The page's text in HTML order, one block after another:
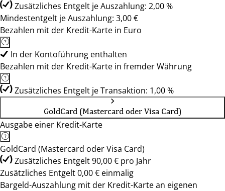
Zusätzliches Entgelt je Auszahlung: 2,00 %
Mindestentgelt je Auszahlung: 3,00 €
Bezahlen mit der Kredit-Karte in Euro
In der Kontoführung enthalten
Bezahlen mit der Kredit-Karte in fremder Währung
Zusätzliches Entgelt je Transaktion: 1,00 %
GoldCard (Mastercard oder Visa Card)
Ausgabe einer Kredit-Karte
GoldCard (Mastercard oder Visa Card)
Zusätzliches Entgelt 90,00 € pro Jahr
Zusätzliches Entgelt 0,00 € einmalig
Bargeld-Auszahlung mit der Kredit-Karte an eigenen